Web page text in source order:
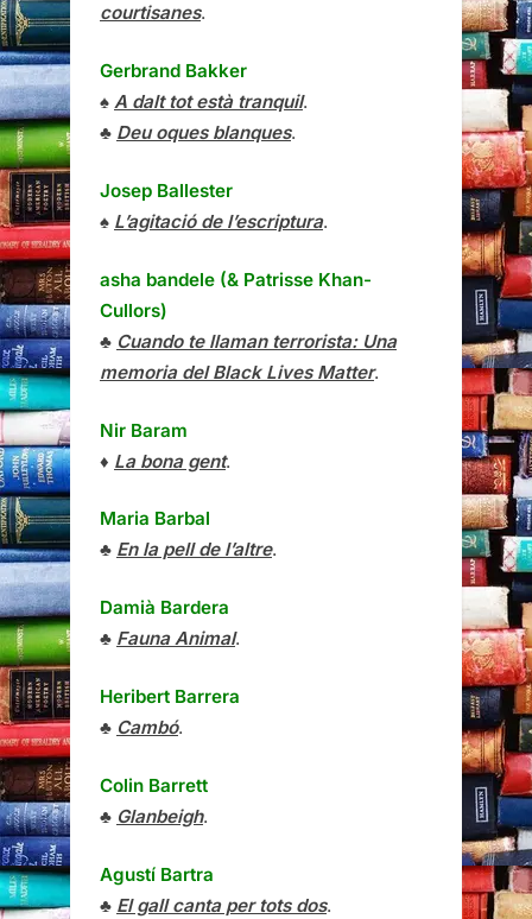
courtisanes.
Gerbrand Bakker
♠ A dalt tot està tranquil.
♣ Deu oques blanques.
Josep Ballester
♠ L’agitació de l’escriptura.
asha bandele (& Patrisse Khan-
Cullors)
♣ Cuando te llaman terrorista: Una
memoria del Black Lives Matter.
Nir Baram
♦ La bona gent.
Maria Barbal
♣ En la pell de l’altre.
Damià Bardera
♣ Fauna Animal.
Heribert Barrera
♣ Cambó.
Colin Barrett
♣ Glanbeigh.
Agustí Bartra
♣ El gall canta per tots dos.